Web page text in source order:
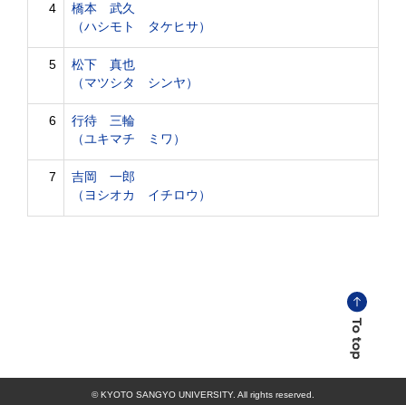
4
橋本 武久
（ハシモト タケヒサ）
5
松下 真也
（マツシタ シンヤ）
6
行待 三輪
（ユキマチ ミワ）
7
吉岡 一郎
（ヨシオカ イチロウ）
© KYOTO SANGYO UNIVERSITY. All rights reserved.